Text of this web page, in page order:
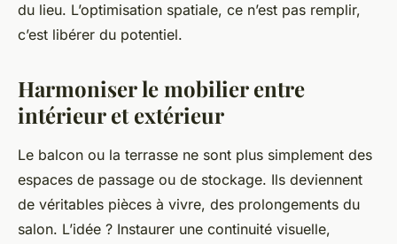
du lieu. L’optimisation spatiale, ce n’est pas remplir,
c’est libérer du potentiel.
Harmoniser le mobilier entre
intérieur et extérieur
Le balcon ou la terrasse ne sont plus simplement des
espaces de passage ou de stockage. Ils deviennent
de véritables pièces à vivre, des prolongements du
salon. L’idée ? Instaurer une continuité visuelle,